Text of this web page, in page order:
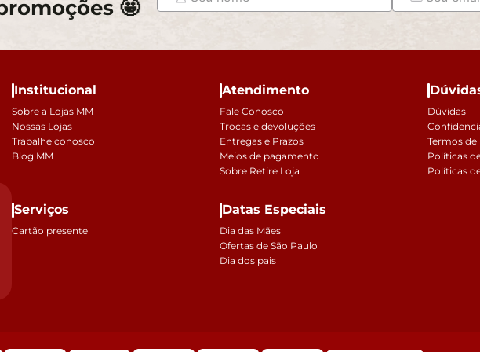
🤩
Institucional
Sobre a Lojas MM
Nossas Lojas
Trabalhe conosco
Blog MM
Atendimento
Fale Conosco
Trocas e devoluções
Entregas e Prazos
Meios de pagamento
Sobre Retire Loja
Dúvidas
Termos de
Políticas
Políticas
Serviços
Cartão presente
Datas Especiais
Dia das Mães
Ofertas de São Paulo
Dia dos pais